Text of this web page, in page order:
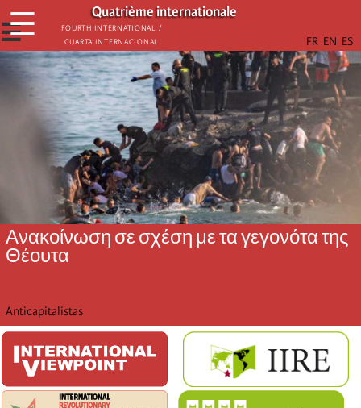
Παράκαμψη
προς
το
κυρίως
περιεχόμενο
Quatrième internationale
Fourth International /
Cuarta Internacional
☰
☰
Ανακοίνωση σε σχέση με τα γεγονότα της
Θέουτα
Anticapitalistas